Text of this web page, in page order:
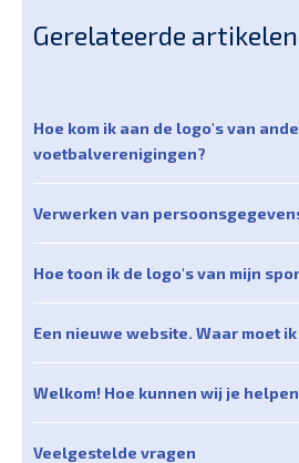
Gerelateerde artikelen
Hoe kom ik aan de logo's van
voetbalverenigingen?
Verwerken van
Hoe toon ik de logo's van mijn
Een nieuwe website. Waar moet
Welkom! Hoe kunnen wij je
Veelgestelde vragen